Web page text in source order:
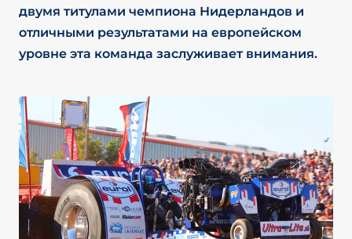
двумя титулами чемпиона Нидерландов и
отличными результатами на европейском
уровне эта команда заслуживает внимания.